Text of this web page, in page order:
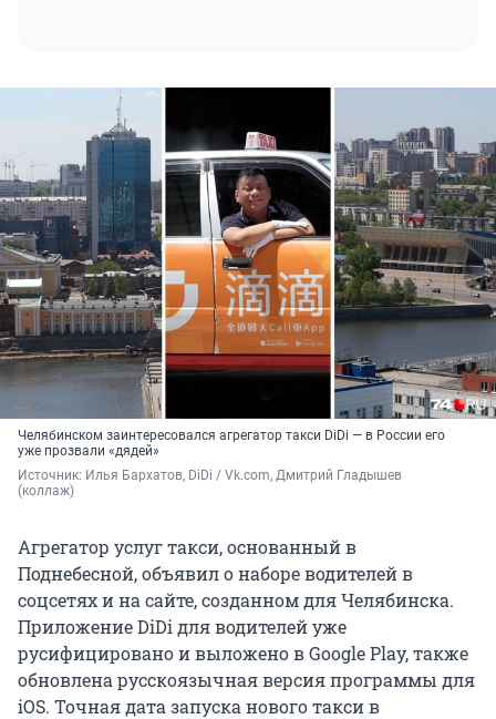
Челябинском заинтересовался агрегатор такси DiDi — в России его
уже прозвали «дядей»
Источник: Илья Бархатов, DiDi / Vk.com, Дмитрий Гладышев
(коллаж)
Агрегатор услуг такси, основанный в
Поднебесной, объявил о наборе водителей в
соцсетях и на сайте, созданном для Челябинска.
Приложение DiDi для водителей уже
русифицировано и выложено в Google Play, также
обновлена русскоязычная версия программы для
iOS. Точная дата запуска нового такси в